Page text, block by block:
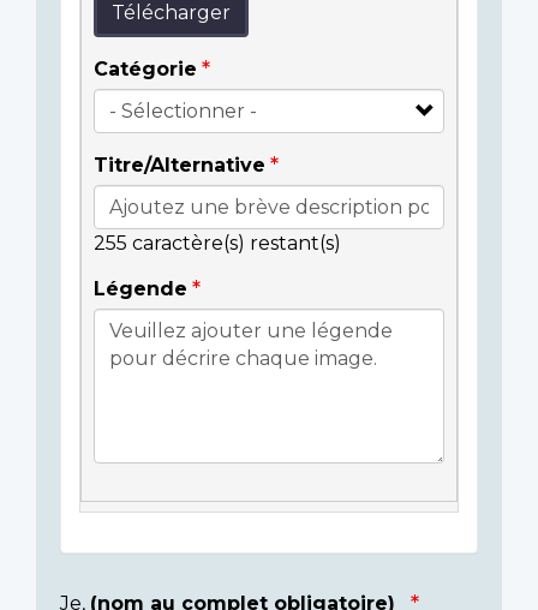
Télécharger
Catégorie
Titre/Alternative
255 caractère(s) restant(s)
Légende
Je, (nom au complet obligatoire)